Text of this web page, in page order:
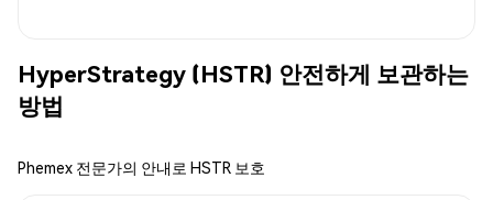
HyperStrategy (HSTR) 안전하게 보관하는
방법
Phemex 전문가의 안내로 HSTR 보호